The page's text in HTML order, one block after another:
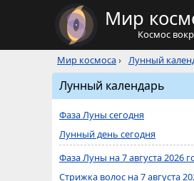
Мир
Космос
Мир космоса› Лунный
Лунный календарь
Фаза Луны сегодня
Лунный день сегодня
Фаза Луны на 7 августа 2026
Стрижка волос на 7 августа